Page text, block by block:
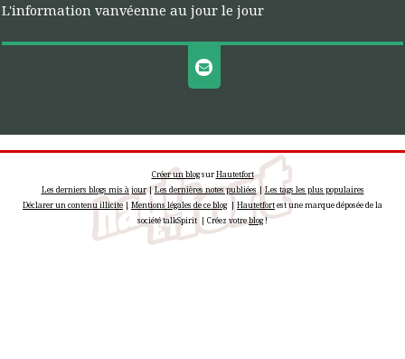
L'information vanvéenne au jour le jour
Créer un blogsurHautetfort
Les derniers blogs mis à jour|Les dernières notes publiées |Les tags les plus populaires
Déclarer un contenu illicite|Mentions légales de ce blog| Hautetfortest une marque déposée de la
société talkSpirit | Créez votreblog!